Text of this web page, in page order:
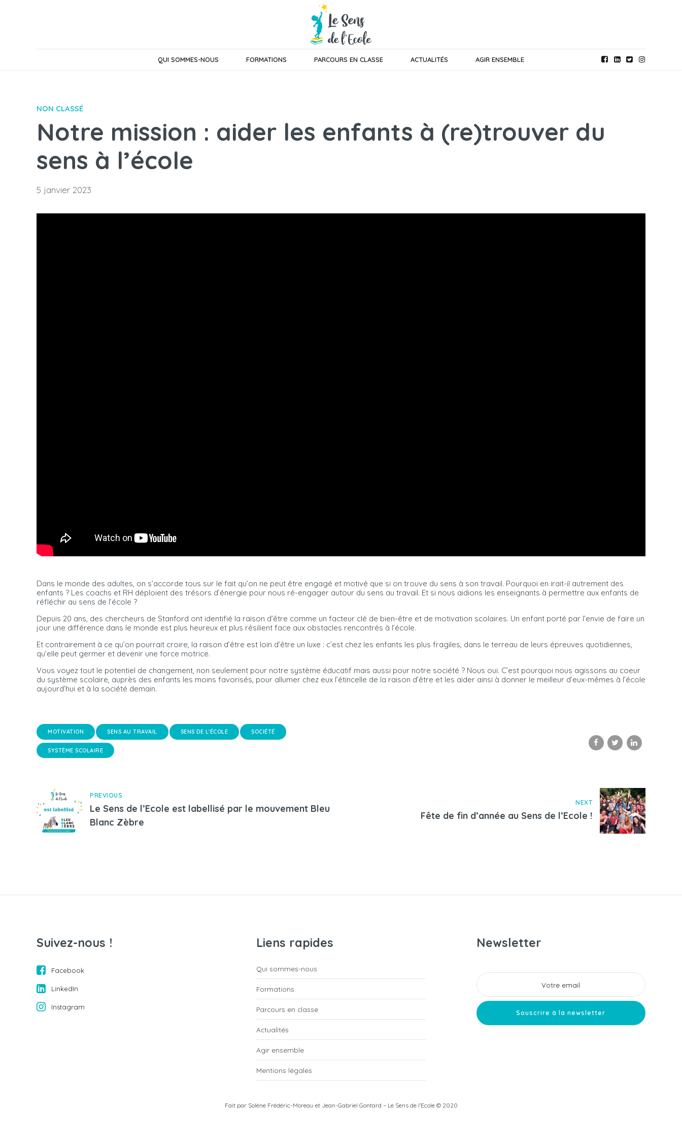
QUI SOMMES-NOUS FORMATIONS PARCOURS EN CLASSE ACTUALITÉS AGIR ENSEMBLE
NON CLASSÉ
Notre mission : aider les enfants à (re)trouver du
sens à l’école
5 janvier 2023
Dans le monde des adultes, on s’accorde tous sur le fait qu’on ne peut être engagé et motivé que si on trouve du sens à son travail. Pourquoi en irait-il autrement des
enfants ? Les coachs et RH déploient des trésors d’énergie pour nous ré-engager autour du sens au travail. Et si nous aidions les enseignants à permettre aux enfants de
réfléchir au sens de l’école ?
Depuis 20 ans, des chercheurs de Stanford ont identifié la raison d’être comme un facteur clé de bien-être et de motivation scolaires. Un enfant porté par l’envie de faire un
jour une différence dans le monde est plus heureux et plus résilient face aux obstacles rencontrés à l’école.
Et contrairement à ce qu’on pourrait croire, la raison d’être est loin d’être un luxe : c’est chez les enfants les plus fragiles, dans le terreau de leurs épreuves quotidiennes,
qu’elle peut germer et devenir une force motrice.
Vous voyez tout le potentiel de changement, non seulement pour notre système éducatif mais aussi pour notre société ? Nous oui. C’est pourquoi nous agissons au coeur
du système scolaire, auprès des enfants les moins favorisés, pour allumer chez eux l’étincelle de la raison d’être et les aider ainsi à donner le meilleur d’eux-mêmes à l’école
aujourd’hui et à la société demain.
MOTIVATION SENS AU TRAVAIL SENS DE L'ÉCOLE SOCIÉTÉ
SYSTÈME SCOLAIRE
PREVIOUS
Le Sens de l’Ecole est labellisé par le mouvement Bleu
Blanc Zèbre
NEXT
Fête de fin d’année au Sens de l’Ecole !
Suivez-nous !
Facebook
LinkedIn
Instagram
Liens rapides
Qui sommes-nous
Formations
Parcours en classe
Actualités
Agir ensemble
Mentions légales
Newsletter
Fait par Solène Frédéric-Moreau et Jean-Gabriel Gontard – Le Sens de l’Ecole © 2020